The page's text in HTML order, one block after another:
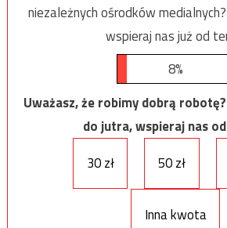
niezależnych ośrodków
wspieraj nas już od
8%
Uważasz, że robimy dobrą
do jutra, wspieraj nas
30 zł
50 zł
Inna kwota